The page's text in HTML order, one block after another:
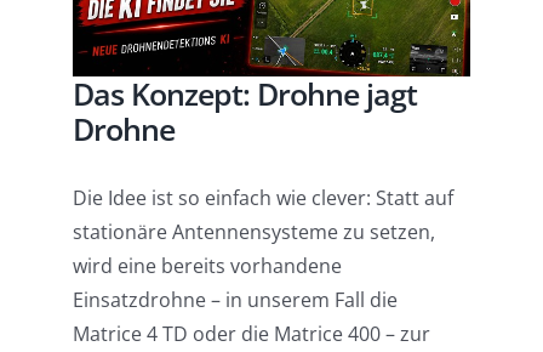
Das Konzept: Drohne jagt
Drohne
Die Idee ist so einfach wie clever: Statt auf
stationäre Antennensysteme zu setzen,
wird eine bereits vorhandene
Einsatzdrohne – in unserem Fall die
Matrice 4 TD oder die Matrice 400 – zur